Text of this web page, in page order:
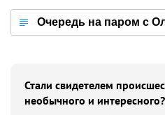
Очередь на паром с
Стали свидетелем
необычного и интересного?